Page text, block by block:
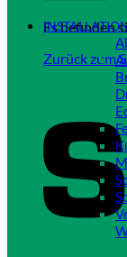
Es befinden
Zurück zum